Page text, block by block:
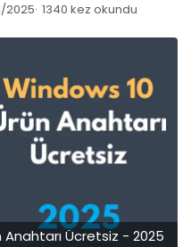
2025 1340 kez okundu
Anahtarı Ücretsiz - 2025